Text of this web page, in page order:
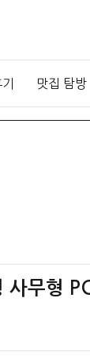
맛집 탐방
무형